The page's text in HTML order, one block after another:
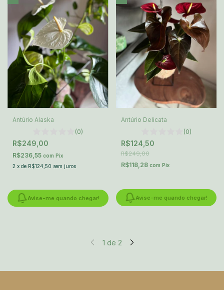
Antúrio Alaska
(0)
R$249,00
R$236,55 com Pix
2 x de R$124,50 sem juros
Avise-me quando chegar!
Antúrio Delicata
(0)
R$124,50
R$249,00
R$118,28 com Pix
Avise-me quando chegar!
1 de 2